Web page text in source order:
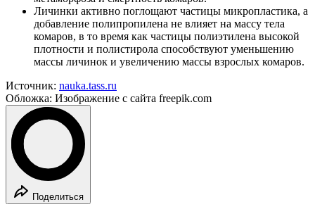
Личинки активно поглощают частицы микропластика, а
добавление полипропилена не влияет на массу тела
комаров, в то время как частицы полиэтилена высокой
плотности и полистирола способствуют уменьшению
массы личинок и увеличению массы взрослых комаров.
Источник: nauka.tass.ru
Обложка: Изображение с сайта freepik.com
Поделиться